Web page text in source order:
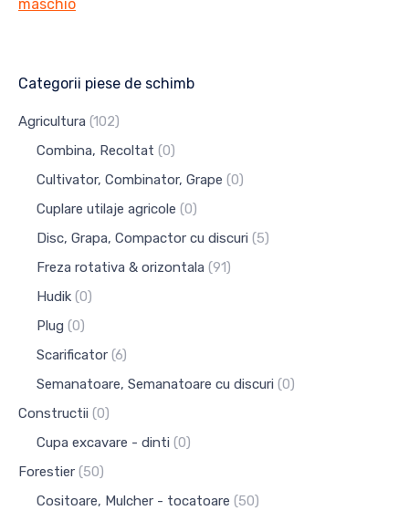
Categorii piese de schimb
Agricultura (102)
Combina, Recoltat (0)
Cultivator, Combinator, Grape (0)
Cuplare utilaje agricole (0)
Disc, Grapa, Compactor cu discuri (5)
Freza rotativa & orizontala (91)
Hudik (0)
Plug (0)
Scarificator (6)
Semanatoare, Semanatoare cu discuri (0)
Constructii (0)
Cupa excavare - dinti (0)
Forestier (50)
Cositoare, Mulcher - tocatoare (50)